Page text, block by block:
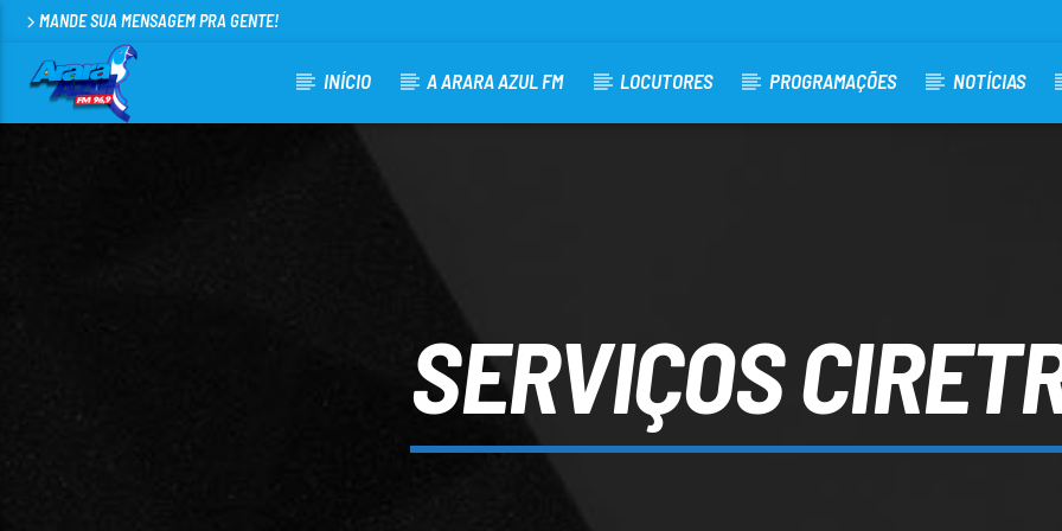
MANDE SUA MENSAGEM PRA GENTE!
INÍCIO A ARARA AZUL FM LOCUTORES PROGRAMAÇÕES NOTÍCIAS
SERVIÇOS